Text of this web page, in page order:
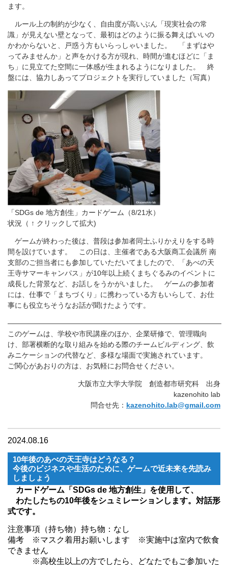
ます。
ルール上の制約が少なく、自由度が高いぶん「現実社会の常
識」が見えない壁となって、最初はどのように振る舞えばいいの
かわからないと、戸惑う方もいらっしゃいました。 「まずはや
ってみませんか」と声をかける方が現れ、時間が進むほどに「ま
ち」に見立てた空間に一体感が生まれるようになりました。 終
盤には、協力しあってプロジェクトを実行していました（写真）
「SDGs de 地方創生」カードゲーム（8/21水）
状況（ ↑ クリックして拡大)
ゲームが終わった後は、普段は参加者同士ふりかえりをする時
間を設けています。 この日は、主催者である大阪商工会議所 南
支部のご担当者にも参加していただいてましたので、「あべの天
王寺サマーキャンパス」が10年以上続くまちぐるみのイベントに
成長した背景など、お話しをうかがいました。 ゲームの参加者
には、仕事で「まちづくり」に携わっている方もいらして、お仕
事にも役立ちそうなお話が聞けたようです。
——————————————————————————————
このゲームは、学校や市民講座のほか、企業研修で、管理職向
け、部署横断的な取り組みを始める際のチームビルディング、飲
みニケーションの代替など、多様な場面で実施されています。
ご関心があおりの方は、お気軽にお問合せください。
大阪市立大学大学院 創造都市研究科 出身
kazenohito lab
問合せ先： kazenohito.lab@gmail.com
2024.08.16
10年後のあべの天王寺はどうなる？
今後のビジネスや生活のために、ゲームで近未来を先読み
しましょう
カードゲーム「SDGs de 地方創生」を使用して、
わたしたちの10年後をシュミレーションします。対話形
式です。
注意事項（持ち物）持ち物：なし
備考 ※マスク着用お願いします ※実施中は室内で飲食
できません
※高校生以上の方でしたら、どなたでもご参加いた